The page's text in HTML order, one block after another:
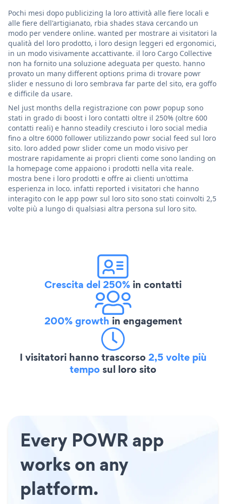
Pochi mesi dopo publicizing la loro attività alle fiere locali e
alle fiere dell'artigianato, rbia shades stava cercando un
modo per vendere online. wanted per mostrare ai visitatori la
qualità del loro prodotto, i loro design leggeri ed ergonomici,
in un modo visivamente accattivante. il loro Cargo Collective
non ha fornito una soluzione adeguata per questo. hanno
provato un many different options prima di trovare powr
slider e nessuno di loro sembrava far parte del sito, era goffo
e difficile da usare.
Nel just months della registrazione con powr popup sono
stati in grado di boost i loro contatti oltre il 250% (oltre 600
contatti reali) e hanno steadily cresciuto i loro social media
fino a oltre 6000 follower utilizzando powr social feed sul loro
sito. loro added powr slider come un modo visivo per
mostrare rapidamente ai propri clienti come sono landing on
la homepage come appaiono i prodotti nella vita reale.
mostra bene i loro prodotti e offre ai clienti un'ottima
esperienza in loco. infatti reported i visitatori che hanno
interagito con le app powr sul loro sito sono stati coinvolti 2,5
volte più a lungo di qualsiasi altra persona sul loro sito.
Crescita del 250% in contatti
200% growth in engagement
I visitatori hanno trascorso2,5 volte più
temposul loro sito
Every POWR app
works on any
platform.